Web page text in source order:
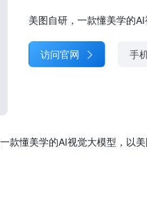
美图自研，一款懂美学的AI
访问官网 手
懂美学的AI视觉大模型，以美